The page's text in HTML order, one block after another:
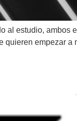
al estudio, ambos
quieren empezar a